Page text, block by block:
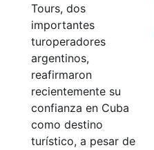
Tours, dos
importantes
turoperadores
argentinos,
reafirmaron
recientemente su
confianza en Cuba
como destino
turístico, a pesar de